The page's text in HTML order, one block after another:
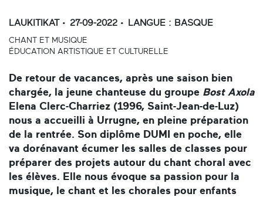
LAUKITIKAT 27-09-2022 LANGUE : BASQUE
CHANT ET MUSIQUE
ÉDUCATION ARTISTIQUE ET CULTURELLE
De retour de vacances, après une saison bien
chargée, la jeune chanteuse du groupe Bost Axola
Elena Clerc-Charriez (1996, Saint-Jean-de-Luz)
nous a accueilli à Urrugne, en pleine préparation
de la rentrée. Son diplôme DUMI en poche, elle
va dorénavant écumer les salles de classes pour
préparer des projets autour du chant choral avec
les élèves. Elle nous évoque sa passion pour la
musique, le chant et les chorales pour enfants